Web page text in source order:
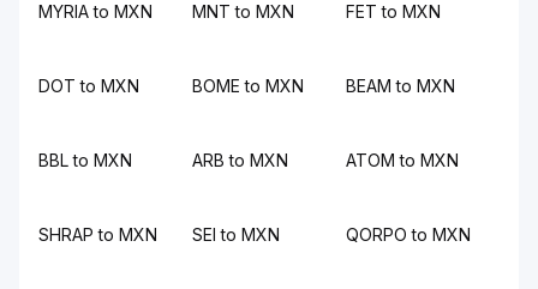
MYRIA to MXN MNT to MXN FET to MXN
DOT to MXN BOME to MXN BEAM to MXN
BBL to MXN ARB to MXN ATOM to MXN
SHRAP to MXN SEI to MXN QORPO to MXN